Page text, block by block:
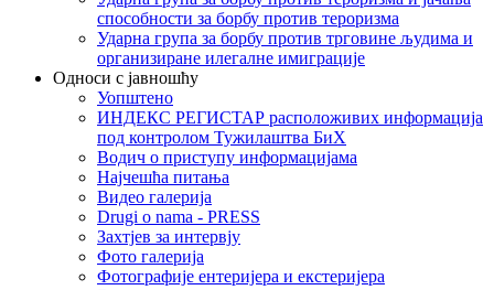
способности за борбу против тероризма
Ударна група за борбу против трговине људима и
организиране илегалне имиграције
Односи с јавношћу
Уопштено
ИНДЕКС РЕГИСТАР расположивих информација
под контролом Тужилаштва БиХ
Водич о приступу информацијама
Најчешћа питања
Видео галерија
Drugi o nama - PRESS
Захтјев за интервју
Фото галерија
Фотографије ентеријера и екстеријера